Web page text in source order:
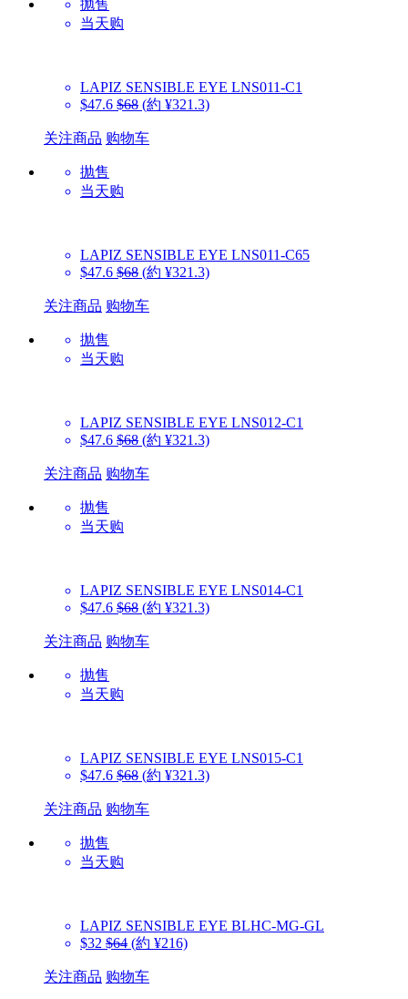
抛售
当天购
LAPIZ SENSIBLE EYE LNS011-C1
$47.6 $68 (約 ¥321.3)
关注商品 购物车
抛售
当天购
LAPIZ SENSIBLE EYE LNS011-C65
$47.6 $68 (約 ¥321.3)
关注商品 购物车
抛售
当天购
LAPIZ SENSIBLE EYE LNS012-C1
$47.6 $68 (約 ¥321.3)
关注商品 购物车
抛售
当天购
LAPIZ SENSIBLE EYE LNS014-C1
$47.6 $68 (約 ¥321.3)
关注商品 购物车
抛售
当天购
LAPIZ SENSIBLE EYE LNS015-C1
$47.6 $68 (約 ¥321.3)
关注商品 购物车
抛售
当天购
LAPIZ SENSIBLE EYE BLHC-MG-GL
$32 $64 (約 ¥216)
关注商品 购物车